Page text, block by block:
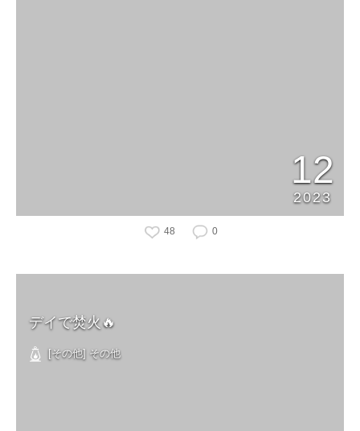
12
2023
48 0
デイで焚火🔥
[その他] その他